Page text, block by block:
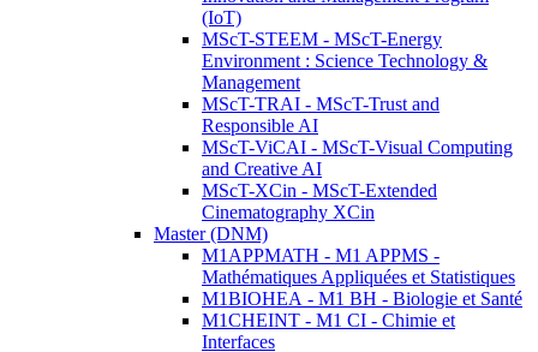
(IoT)
MScT-STEEM - MScT-Energy
Environment : Science Technology &
Management
MScT-TRAI - MScT-Trust and
Responsible AI
MScT-ViCAI - MScT-Visual Computing
and Creative AI
MScT-XCin - MScT-Extended
Cinematography XCin
Master (DNM)
M1APPMATH - M1 APPMS -
Mathématiques Appliquées et Statistiques
M1BIOHEA - M1 BH - Biologie et Santé
M1CHEINT - M1 CI - Chimie et
Interfaces